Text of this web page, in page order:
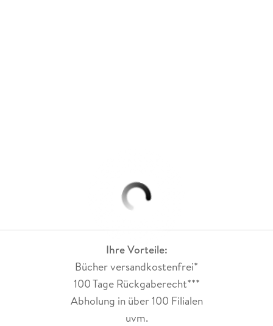
Ihre Vorteile:
Bücher versandkostenfrei*
100 Tage Rückgaberecht***
Abholung in über 100 Filialen
uvm.